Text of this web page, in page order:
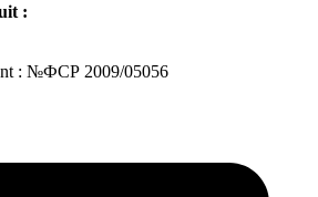
:
: №ФСР 2009/05056